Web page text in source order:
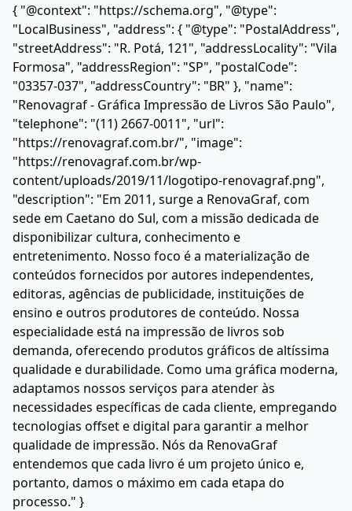
{ "@context": "https://schema.org", "@type":
"LocalBusiness", "address": { "@type": "PostalAddress",
"streetAddress": "R. Potá, 121", "addressLocality": "Vila
Formosa", "addressRegion": "SP", "postalCode":
"03357-037", "addressCountry": "BR" }, "name":
"Renovagraf - Gráfica Impressão de Livros São Paulo",
"telephone": "(11) 2667-0011", "url":
"https://renovagraf.com.br/", "image":
"https://renovagraf.com.br/wp-
content/uploads/2019/11/logotipo-renovagraf.png",
"description": "Em 2011, surge a RenovaGraf, com
sede em Caetano do Sul, com a missão dedicada de
disponibilizar cultura, conhecimento e
entretenimento. Nosso foco é a materialização de
conteúdos fornecidos por autores independentes,
editoras, agências de publicidade, instituições de
ensino e outros produtores de conteúdo. Nossa
especialidade está na impressão de livros sob
demanda, oferecendo produtos gráficos de altíssima
qualidade e durabilidade. Como uma gráfica moderna,
adaptamos nossos serviços para atender às
necessidades específicas de cada cliente, empregando
tecnologias offset e digital para garantir a melhor
qualidade de impressão. Nós da RenovaGraf
entendemos que cada livro é um projeto único e,
portanto, damos o máximo em cada etapa do
processo." }